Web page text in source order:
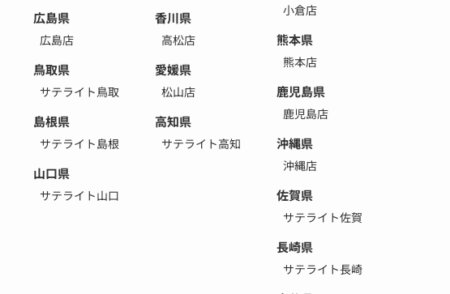
広島県
広島店
鳥取県
サテライト鳥取
島根県
サテライト島根
山口県
サテライト山口
香川県
高松店
愛媛県
松山店
高知県
サテライト高知
小倉店
熊本県
熊本店
鹿児島県
鹿児島店
沖縄県
沖縄店
佐賀県
サテライト佐賀
長崎県
サテライト長崎